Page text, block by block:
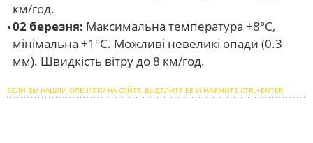
км/год.
02 березня: Максимальна температура +8°С,
мінімальна +1°С. Можливі невеликі опади (0.3
мм). Швидкість вітру до 8 км/год.
ЕСЛИ ВЫ НАШЛИ ОПЕЧАТКУ НА САЙТЕ, ВЫДЕЛИТЕ ЕЕ И НАЖМИТЕ CTRL+ENTER